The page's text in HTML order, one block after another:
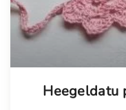
Heegeldatu